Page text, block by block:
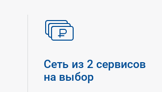
Сеть из 2 сервисов
на выбор